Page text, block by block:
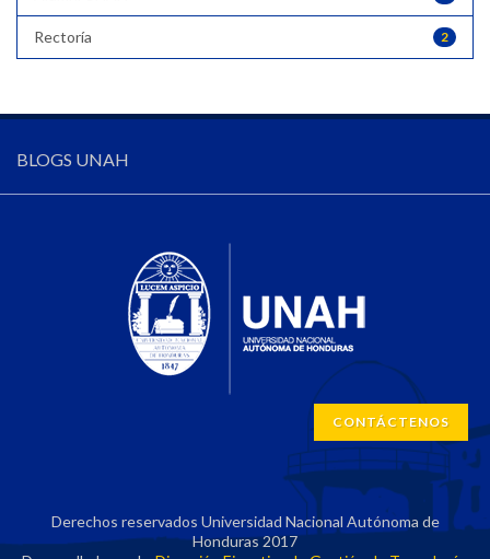
2
Rectoría
BLOGS UNAH
CONTÁCTENOS
Derechos reservados Universidad Nacional Autónoma de
Honduras 2017